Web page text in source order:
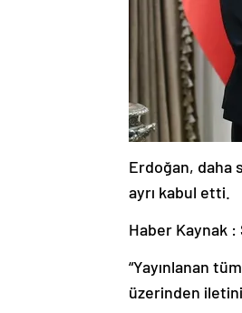
Erdoğan, daha
ayrı kabul etti.
Haber Kaynak :
“Yayınlanan
üzerinden